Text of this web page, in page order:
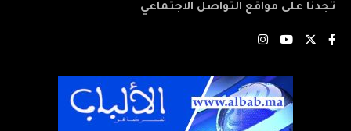
تجدنا على مواقع التواصل الاجتماعي